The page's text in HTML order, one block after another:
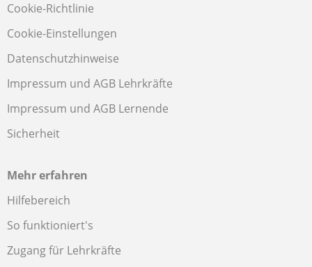
Cookie-Richtlinie
Cookie-Einstellungen
Datenschutzhinweise
Impressum und AGB Lehrkräfte
Impressum und AGB Lernende
Sicherheit
Mehr erfahren
Hilfebereich
So funktioniert's
Zugang für Lehrkräfte